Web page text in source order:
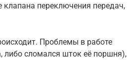
переключения передач,
Проблемы в работе
либо сломался шток её поршня),